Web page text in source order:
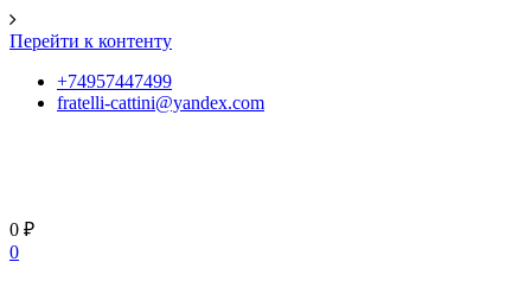
Перейти к контенту
+74957447499
fratelli-cattini@yandex.com
0 ₽
0